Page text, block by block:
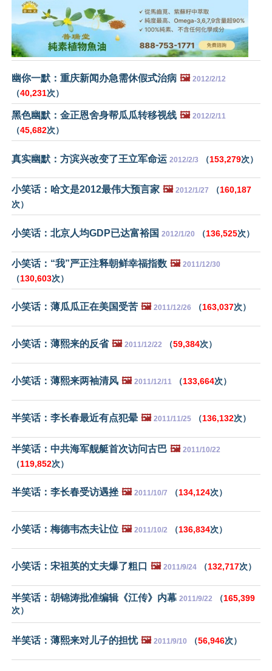
幽你一默：重庆新闻办急需休假式治病 🖼️ 2012/2/12
（40,231次）
黑色幽默：金正恩舍身帮瓜瓜转移视线 🖼️ 2012/2/11
（45,682次）
真实幽默：方滨兴改变了王立军命运 2012/2/3 （153,279次）
小笑话：哈文是2012最伟大预言家 🖼️ 2012/1/27 （160,187
次）
小笑话：北京人均GDP已达富裕国 2012/1/20 （136,525次）
小笑话：“我”严正注释朝鲜幸福指数 🖼️ 2011/12/30
（130,603次）
小笑话：薄瓜瓜正在美国受苦 🖼️ 2011/12/26 （163,037次）
小笑话：薄熙来的反省 🖼️ 2011/12/22 （59,384次）
小笑话：薄熙来两袖清风 🖼️ 2011/12/11 （133,664次）
半笑话：李长春最近有点犯晕 🖼️ 2011/11/25 （136,132次）
半笑话：中共海军舰艇首次访问古巴 🖼️ 2011/10/22
（119,852次）
半笑话：李长春受访遇挫 🖼️ 2011/10/7 （134,124次）
小笑话：梅德韦杰夫让位 🖼️ 2011/10/2 （136,834次）
小笑话：宋祖英的丈夫爆了粗口 🖼️ 2011/9/24 （132,717次）
半笑话：胡锦涛批准编辑《江传》内幕 2011/9/22 （165,399
次）
半笑话：薄熙来对儿子的担忧 🖼️ 2011/9/10 （56,946次）